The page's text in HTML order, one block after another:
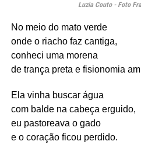
Luzia Couto - Foto
No meio do mato verde
onde o riacho faz cantiga,
conheci uma morena
de trança preta e fisionomia
Ela vinha buscar água
com balde na cabeça erguido,
eu pastoreava o gado
e o coração ficou perdido.